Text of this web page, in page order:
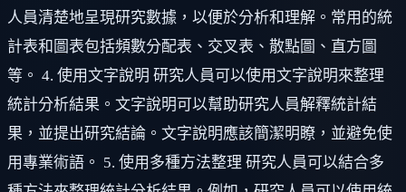
人員清楚地呈現研究數據，以便於分析和理解。常用的統
計表和圖表包括頻數分配表、交叉表、散點圖、直方圖
等。 4. 使用文字說明 研究人員可以使用文字說明來整理
統計分析結果。文字說明可以幫助研究人員解釋統計結
果，並提出研究結論。文字說明應該簡潔明瞭，並避免使
用專業術語。 5. 使用多種方法整理 研究人員可以結合多